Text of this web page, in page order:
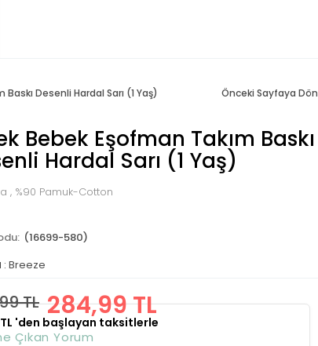
Desenli Hardal Sarı (1 Yaş) Önceki Sayfaya Dön
Bebek Eşofman Takım Baskı
Hardal Sarı (1 Yaş)
, %90 Pamuk-Cotton
(16699-580)
: Breeze
TL 284,99 TL
'den başlayan taksitlerle
Çıkan Yorum